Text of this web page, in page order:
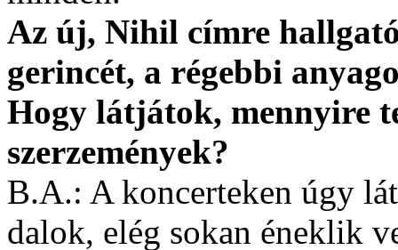
Az új, Nihil címre
gerincét, a régebbi
Hogy látjátok, mennyire
szerzemények?
B.A.: A koncerteken úgy
dalok, elég sokan éneklik